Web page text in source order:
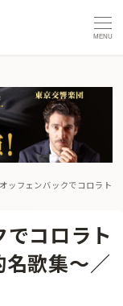
MENU
オッフェンバックでコロラト
でコロラト
歌集〜／